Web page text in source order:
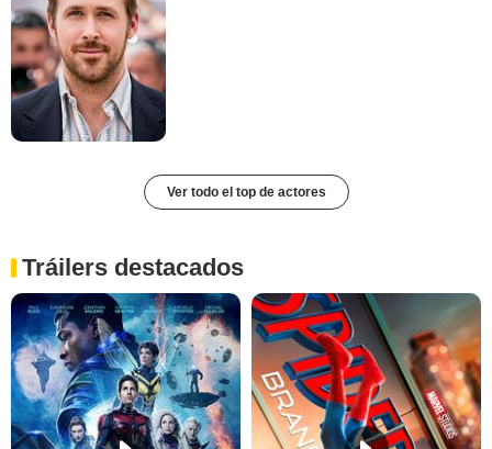
Ver todo el top de actores
Tráilers destacados